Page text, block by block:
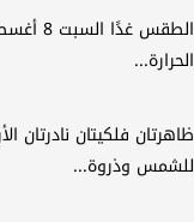
الحرارة...
ظاهرتان فلكيتان نادرتان
للشمس وذروة...